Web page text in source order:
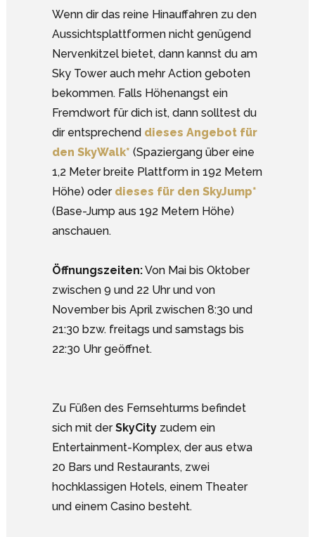
Wenn dir das reine Hinauffahren zu den
Aussichtsplattformen nicht genügend
Nervenkitzel bietet, dann kannst du am
Sky Tower auch mehr Action geboten
bekommen. Falls Höhenangst ein
Fremdwort für dich ist, dann solltest du
dir entsprechend dieses Angebot für
den SkyWalk* (Spaziergang über eine
1,2 Meter breite Plattform in 192 Metern
Höhe) oder dieses für den SkyJump*
(Base-Jump aus 192 Metern Höhe)
anschauen.
Öffnungszeiten:Von Mai bis Oktober
zwischen 9 und 22 Uhr und von
November bis April zwischen 8:30 und
21:30 bzw. freitags und samstags bis
22:30 Uhr geöffnet.
Zu Füßen des Fernsehturms befindet
sich mit derSkyCity zudem ein
Entertainment-Komplex, der aus etwa
20 Bars und Restaurants, zwei
hochklassigen Hotels, einem Theater
und einem Casino besteht.